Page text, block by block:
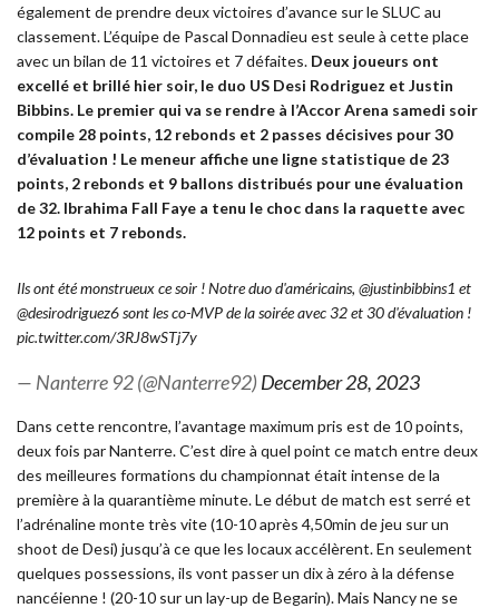
également de prendre deux victoires d’avance sur le SLUC au
classement. L’équipe de Pascal Donnadieu est seule à cette place
avec un bilan de 11 victoires et 7 défaites. Deux joueurs ont
excellé et brillé hier soir, le duo US Desi Rodriguez et Justin
Bibbins. Le premier qui va se rendre à l’Accor Arena samedi soir
compile 28 points, 12 rebonds et 2 passes décisives pour 30
d’évaluation ! Le meneur affiche une ligne statistique de 23
points, 2 rebonds et 9 ballons distribués pour une évaluation
de 32. Ibrahima Fall Faye a tenu le choc dans la raquette avec
12 points et 7 rebonds.
Ils ont été monstrueux ce soir ! Notre duo d'américains, @justinbibbins1 et
@desirodriguez6sont les co-MVP de la soirée avec 32 et 30 d'évaluation !
pic.twitter.com/3RJ8wSTj7y
— Nanterre 92 (@Nanterre92)December 28, 2023
Dans cette rencontre, l’avantage maximum pris est de 10 points,
deux fois par Nanterre. C’est dire à quel point ce match entre deux
des meilleures formations du championnat était intense de la
première à la quarantième minute. Le début de match est serré et
l’adrénaline monte très vite (10-10 après 4,50min de jeu sur un
shoot de Desi) jusqu’à ce que les locaux accélèrent. En seulement
quelques possessions, ils vont passer un dix à zéro à la défense
nancéienne ! (20-10 sur un lay-up de Begarin). Mais Nancy ne se